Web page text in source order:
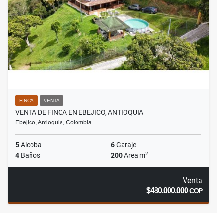
FINCA VENTA
VENTA DE FINCA EN EBEJICO, ANTIOQUIA
Ebejico, Antioquia, Colombia
5Alcoba 6Garaje
4 Baños 200Área m2
Venta
$480.000.000COP